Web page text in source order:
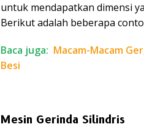
untuk mendapatkan dimensi
Berikut adalah beberapa
Baca juga: Macam-Macam
Besi
Mesin Gerinda Silindris